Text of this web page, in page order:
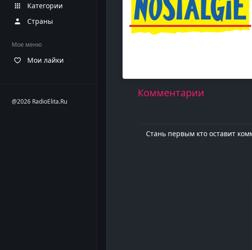
Категории
Страны
Мое меню
Мои лайки
@2026 RadioElita.Ru
Комментарии
Стань первым кто оставит